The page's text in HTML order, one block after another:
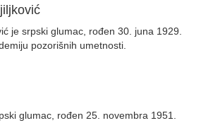
je srpski glumac, rođen 30. juna 1929.
pozorišnih umetnosti.
glumac, rođen 25. novembra 1951.